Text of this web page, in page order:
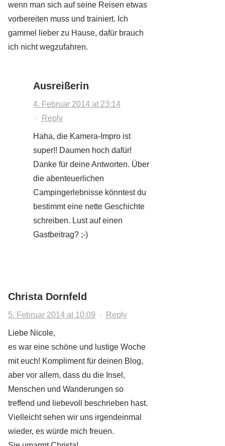
wenn man sich auf seine Reisen etwas
vorbereiten muss und trainiert. Ich
gammel lieber zu Hause, dafür brauch
ich nicht wegzufahren.
Ausreißerin
4. Februar 2014 at 23:14
·
Reply
Haha, die Kamera-Impro ist
super!! Daumen hoch dafür!
Danke für deine Antworten. Über
die abenteuerlichen
Campingerlebnisse könntest du
bestimmt eine nette Geschichte
schreiben. Lust auf einen
Gastbeitrag? ;-)
Christa Dornfeld
5. Februar 2014 at 10:09 · Reply
Liebe Nicole,
es war eine schöne und lustige Woche
mit euch! Kompliment für deinen Blog,
aber vor allem, dass du die Insel,
Menschen und Wanderungen so
treffend und liebevoll beschrieben hast.
Vielleicht sehen wir uns irgendeinmal
wieder, es würde mich freuen.